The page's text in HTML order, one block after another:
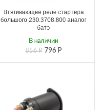
Втягивающее реле стартера
большого 230.3708.800 аналог
батэ
856Р 796 Р
В наличии